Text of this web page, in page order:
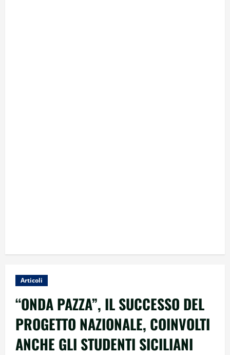
Articoli
“ONDA PAZZA”, IL SUCCESSO DEL
PROGETTO NAZIONALE, COINVOLTI
ANCHE GLI STUDENTI SICILIANI